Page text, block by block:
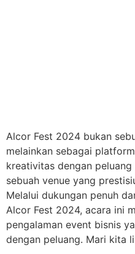
Alcor Fest 2024 bukan
melainkan sebagai
kreativitas dengan
sebuah venue yang
Melalui dukungan penuh
Alcor Fest 2024, acara ini
pengalaman event bisnis
dengan peluang. Mari kita